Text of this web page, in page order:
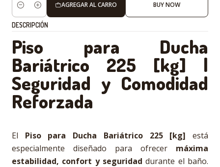
Cantidad
AGREGAR AL CARRO BUY NOW
DESCRIPCIÓN
Piso para Ducha
Bariátrico 225 [kg] |
Seguridad y Comodidad
Reforzada
El Piso para Ducha Bariátrico 225 [kg] está
especialmente diseñado para ofrecer máxima
estabilidad, confort y seguridad durante el baño.